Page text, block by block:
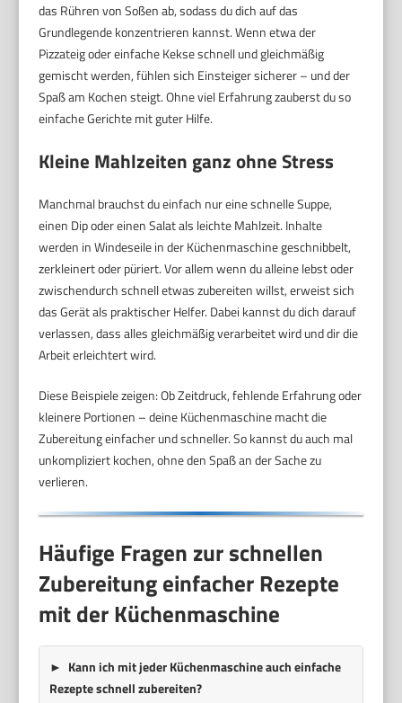
das Rühren von Soßen ab, sodass du dich auf das
Grundlegende konzentrieren kannst. Wenn etwa der
Pizzateig oder einfache Kekse schnell und gleichmäßig
gemischt werden, fühlen sich Einsteiger sicherer – und der
Spaß am Kochen steigt. Ohne viel Erfahrung zauberst du so
einfache Gerichte mit guter Hilfe.
Kleine Mahlzeiten ganz ohne Stress
Manchmal brauchst du einfach nur eine schnelle Suppe,
einen Dip oder einen Salat als leichte Mahlzeit. Inhalte
werden in Windeseile in der Küchenmaschine geschnibbelt,
zerkleinert oder püriert. Vor allem wenn du alleine lebst oder
zwischendurch schnell etwas zubereiten willst, erweist sich
das Gerät als praktischer Helfer. Dabei kannst du dich darauf
verlassen, dass alles gleichmäßig verarbeitet wird und dir die
Arbeit erleichtert wird.
Diese Beispiele zeigen: Ob Zeitdruck, fehlende Erfahrung oder
kleinere Portionen – deine Küchenmaschine macht die
Zubereitung einfacher und schneller. So kannst du auch mal
unkompliziert kochen, ohne den Spaß an der Sache zu
verlieren.
Häufige Fragen zur schnellen
Zubereitung einfacher Rezepte
mit der Küchenmaschine
Kann ich mit jeder Küchenmaschine auch einfache
Rezepte schnell zubereiten?